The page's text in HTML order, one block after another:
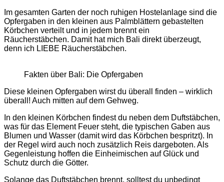
Im gesamten Garten der noch ruhigen Hostelanlage sind die
Opfergaben in den kleinen aus Palmblättern gebastelten
Körbchen verteilt und in jedem brennt ein
Räucherstäbchen. Damit hat mich Bali direkt überzeugt,
denn ich LIEBE Räucherstäbchen.
Fakten über Bali: Die Opfergaben
Diese kleinen Opfergaben wirst du überall finden – wirklich
überall! Auch mitten auf dem Gehweg.
In den kleinen Körbchen findest du neben dem Duftstäbchen,
was für das Element Feuer steht, die typischen Gaben aus
Blumen und Wasser (damit wird das Körbchen bespritzt). In
der Regel wird auch noch zusätzlich Reis dargeboten. Als
Gegenleistung hoffen die Einheimischen auf Glück und
Schutz durch die Götter.
Solange das Duftstäbchen brennt, solltest du unbedingt